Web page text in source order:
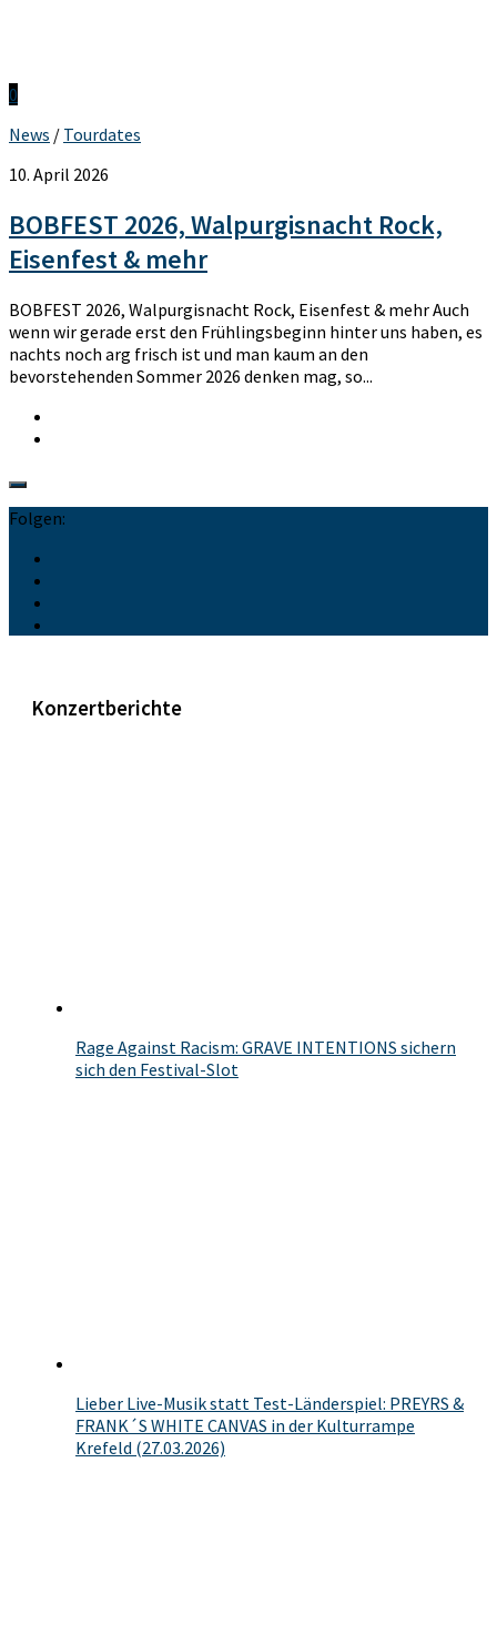
0
News / Tourdates
10. April 2026
BOBFEST 2026, Walpurgisnacht Rock,
Eisenfest & mehr
BOBFEST 2026, Walpurgisnacht Rock, Eisenfest & mehr Auch
wenn wir gerade erst den Frühlingsbeginn hinter uns haben, es
nachts noch arg frisch ist und man kaum an den
bevorstehenden Sommer 2026 denken mag, so...
Folgen:
Konzertberichte
Rage Against Racism: GRAVE INTENTIONS sichern
sich den Festival-Slot
Lieber Live-Musik statt Test-Länderspiel: PREYRS &
FRANK´S WHITE CANVAS in der Kulturrampe
Krefeld (27.03.2026)